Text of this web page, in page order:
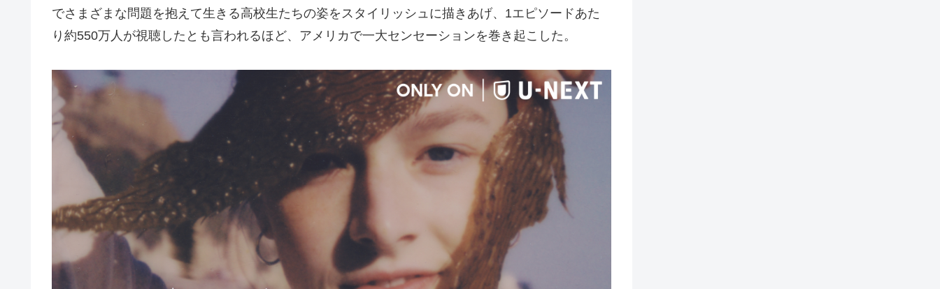
でさまざまな問題を抱えて生きる高校生たちの姿をスタイリッシュに描きあげ、1エピソードあた
り約550万人が視聴したとも言われるほど、アメリカで一大センセーションを巻き起こした。